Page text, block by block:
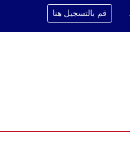
قم بالتسجيل هنا